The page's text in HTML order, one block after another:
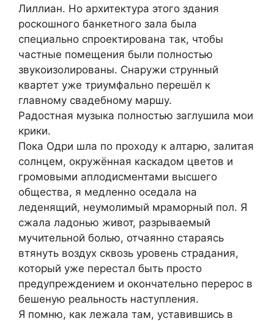
Лиллиан. Но архитектура этого здания
роскошного банкетного зала была
специально спроектирована так, чтобы
частные помещения были полностью
звукоизолированы. Снаружи струнный
квартет уже триумфально перешёл к
главному свадебному маршу.
Радостная музыка полностью заглушила мои
крики.
Пока Одри шла по проходу к алтарю, залитая
солнцем, окружённая каскадом цветов и
громовыми аплодисментами высшего
общества, я медленно оседала на
леденящий, неумолимый мраморный пол. Я
сжала ладонью живот, разрываемый
мучительной болью, отчаянно стараясь
втянуть воздух сквозь уровень страдания,
который уже перестал быть просто
предупреждением и окончательно перерос в
бешеную реальность наступления.
Я помню, как лежала там, уставившись в